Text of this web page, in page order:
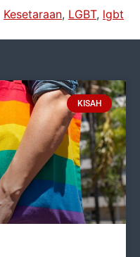
Kesetaraan, LGBT, lgbt
KISAH